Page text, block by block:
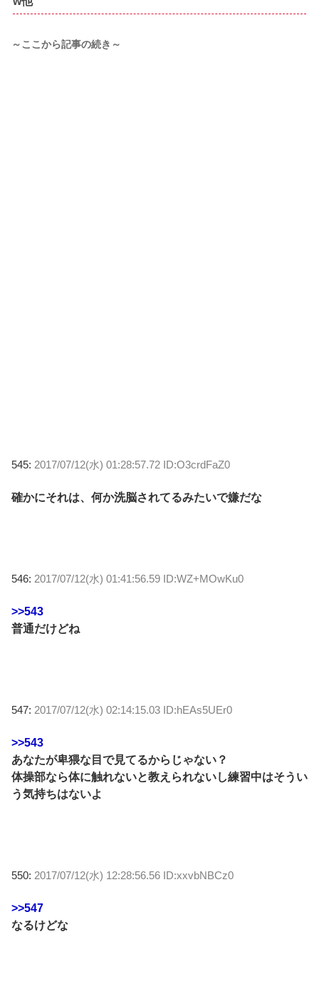
～ここから記事の続き～
545: 2017/07/12(水) 01:28:57.72 ID:O3crdFaZ0
確かにそれは、何か洗脳されてるみたいで嫌だな
546: 2017/07/12(水) 01:41:56.59 ID:WZ+MOwKu0
>>543
普通だけどね
547: 2017/07/12(水) 02:14:15.03 ID:hEAs5UEr0
>>543
あなたが卑猥な目で見てるからじゃない？
体操部なら体に触れないと教えられないし練習中はそうい
う気持ちはないよ
550: 2017/07/12(水) 12:28:56.56 ID:xxvbNBCz0
>>547
なるけどな